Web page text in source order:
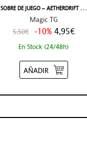
SOBRE DE JUEGO – AETHERDRIFT . . .
Magic TG
5,50€ -10% 4,95€
En Stock (24/48h)
AÑADIR